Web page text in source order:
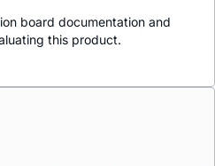
board documentation and
this product.